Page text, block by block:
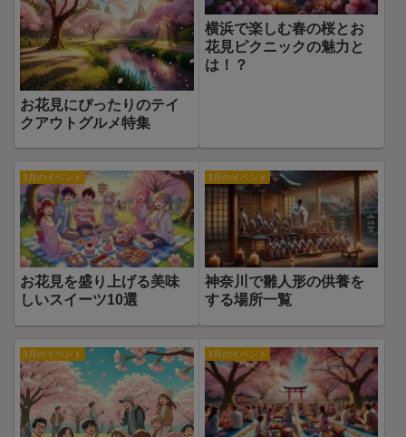
お花見にぴったりのテイ
クアウトグルメ特集
横浜で楽しむ春の桜とお
花見ピクニックの魅力と
は！？
3月のイベント
お花見を盛り上げる美味
しいスイーツ10選
3月のイベント
神奈川で雛人形の供養を
する場所一覧
3月のイベント 3月のイベント